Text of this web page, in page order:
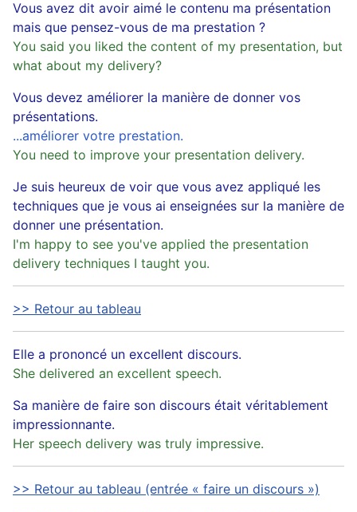
Vous avez dit avoir aimé le contenu ma présentation
mais que pensez-vous de ma prestation ?
You said you liked the content of my presentation, but
what about my delivery?
Vous devez améliorer la manière de donner vos
présentations.
...améliorer votre prestation.
You need to improve your presentation delivery.
Je suis heureux de voir que vous avez appliqué les
techniques que je vous ai enseignées sur la manière de
donner une présentation.
I'm happy to see you've applied the presentation
delivery techniques I taught you.
>> Retour au tableau
Elle a prononcé un excellent discours.
She delivered an excellent speech.
Sa manière de faire son discours était véritablement
impressionnante.
Her speech delivery was truly impressive.
>> Retour au tableau (entrée « faire un discours »)